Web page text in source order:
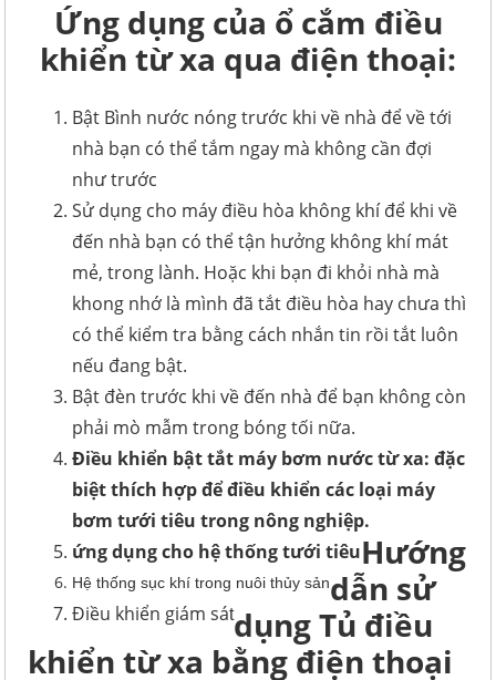
Ứng dụng của ổ cắm điều
khiển từ xa qua điện thoại:
Bật Bình nước nóng trước khi về nhà để về tới
nhà bạn có thể tắm ngay mà không cần đợi
như trước
Sử dụng cho máy điều hòa không khí để khi về
đến nhà bạn có thể tận hưởng không khí mát
mẻ, trong lành. Hoặc khi bạn đi khỏi nhà mà
khong nhớ là mình đã tắt điều hòa hay chưa thì
có thể kiểm tra bằng cách nhắn tin rồi tắt luôn
nếu đang bật.
Bật đèn trước khi về đến nhà để bạn không còn
phải mò mẫm trong bóng tối nữa.
Điều khiển bật tắt máy bơm nước từ xa: đặc
biệt thích hợp để điều khiển các loại máy
bơm tưới tiêu trong nông nghiệp.
ứng dụng cho hệ thống tưới tiêu
Hệ thống sục khí trong nuôi thủy sản
Điều khiển giám sát
Hướng
dẫn sử
dụng Tủ điều
khiển từ xa bằng điện thoại